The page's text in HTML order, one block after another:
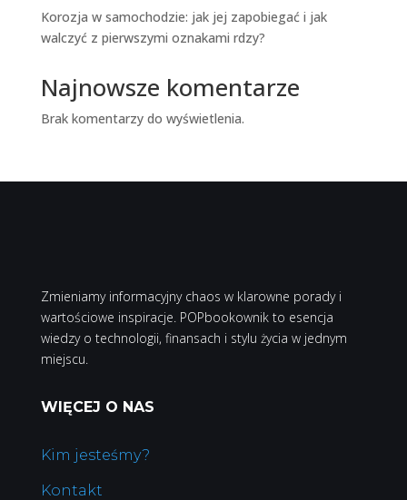
Korozja w samochodzie: jak jej zapobiegać i jak
walczyć z pierwszymi oznakami rdzy?
Najnowsze komentarze
Brak komentarzy do wyświetlenia.
Zmieniamy informacyjny chaos w klarowne porady i
wartościowe inspiracje. POPbookownik to esencja
wiedzy o technologii, finansach i stylu życia w jednym
miejscu.
WIĘCEJ O NAS
Kim jesteśmy?
Kontakt